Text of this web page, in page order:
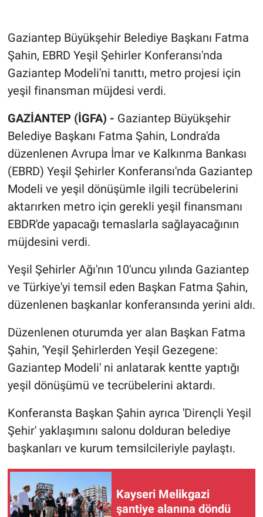
Gaziantep Büyükşehir Belediye Başkanı Fatma
Şahin, EBRD Yeşil Şehirler Konferansı'nda
Gaziantep Modeli'ni tanıttı, metro projesi için
yeşil finansman müjdesi verdi.
GAZİANTEP (İGFA) - Gaziantep Büyükşehir
Belediye Başkanı Fatma Şahin, Londra'da
düzenlenen Avrupa İmar ve Kalkınma Bankası
(EBRD) Yeşil Şehirler Konferansı'nda Gaziantep
Modeli ve yeşil dönüşümle ilgili tecrübelerini
aktarırken metro için gerekli yeşil finansmanı
EBDR'de yapacağı temaslarla sağlayacağının
müjdesini verdi.
Yeşil Şehirler Ağı'nın 10'uncu yılında Gaziantep
ve Türkiye'yi temsil eden Başkan Fatma Şahin,
düzenlenen başkanlar konferansında yerini aldı.
Düzenlenen oturumda yer alan Başkan Fatma
Şahin, 'Yeşil Şehirlerden Yeşil Gezegene:
Gaziantep Modeli' ni anlatarak kentte yaptığı
yeşil dönüşümü ve tecrübelerini aktardı.
Konferansta Başkan Şahin ayrıca 'Dirençli Yeşil
Şehir' yaklaşımını salonu dolduran belediye
başkanları ve kurum temsilcileriyle paylaştı.
Kayseri Melikgazi
şantiye alanına döndü